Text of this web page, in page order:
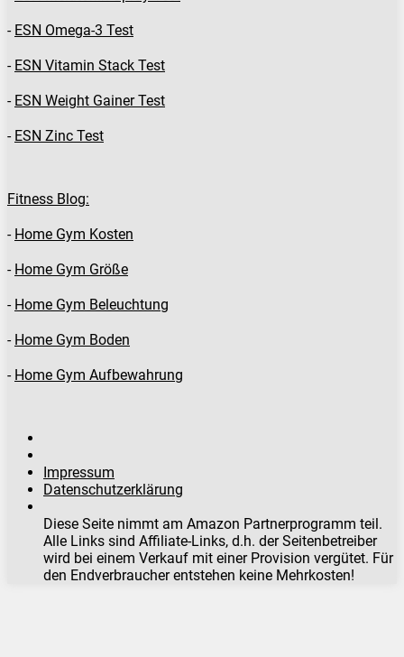
- ESN Omega-3 Test
- ESN Vitamin Stack Test
- ESN Weight Gainer Test
- ESN Zinc Test
Fitness Blog:
- Home Gym Kosten
- Home Gym Größe
- Home Gym Beleuchtung
- Home Gym Boden
- Home Gym Aufbewahrung
Impressum
Datenschutzerklärung
Diese Seite nimmt am Amazon Partnerprogramm teil.
Alle Links sind Affiliate-Links, d.h. der Seitenbetreiber
wird bei einem Verkauf mit einer Provision vergütet. Für
den Endverbraucher entstehen keine Mehrkosten!